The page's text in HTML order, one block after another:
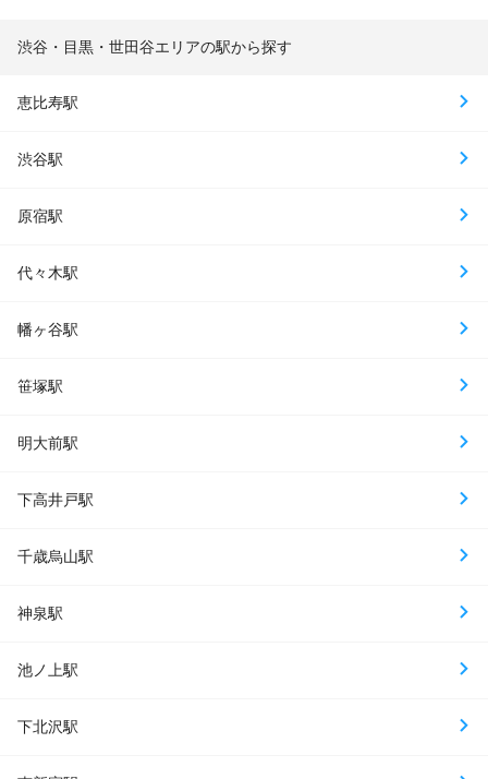
渋谷・目黒・世田谷エリアの駅から探す
恵比寿駅
渋谷駅
原宿駅
代々木駅
幡ヶ谷駅
笹塚駅
明大前駅
下高井戸駅
千歳烏山駅
神泉駅
池ノ上駅
下北沢駅